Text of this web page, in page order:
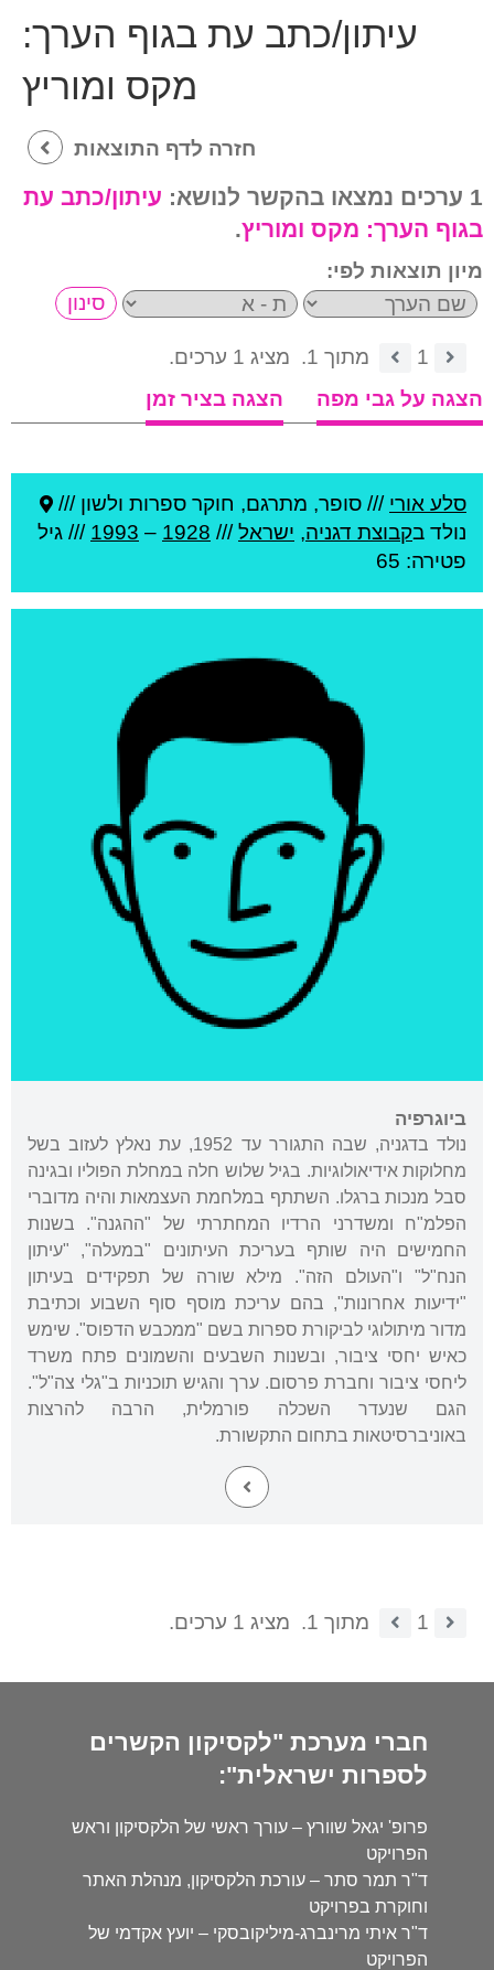
עיתון/כתב עת בגוף הערך:
מקס ומוריץ
חזרה לדף התוצאות
1 ערכים נמצאו בהקשר לנושא:
עיתון/כתב עת
בגוף הערך: מקס ומוריץ.
מיון תוצאות לפי:
1 מתוך 1.
מציג 1 ערכים.
הצגה על גבי מפה
הצגה בציר זמן
סלע אורי /// סופר, מתרגם, חוקר ספרות ולשון ///
נולד בקבוצת דגניה, ישראל///
1928
–
1993 /// גיל
פטירה: 65
ביוגרפיה
נולד בדגניה, שבה התגורר עד 1952, עת נאלץ לעזוב בשל
מחלוקות אידיאולוגיות. בגיל שלוש חלה במחלת הפוליו ובגינה
סבל מנכות ברגלו. השתתף במלחמת העצמאות והיה מדוברי
הפלמ"ח ומשדרני הרדיו המחתרתי של "ההגנה". בשנות
החמישים היה שותף בעריכת העיתונים "במעלה", "עיתון
הנח"ל" ו"העולם הזה". מילא שורה של תפקידים בעיתון
"ידיעות אחרונות", בהם עריכת מוסף סוף השבוע וכתיבת
מדור מיתולוגי לביקורת ספרות בשם "ממכבש הדפוס". שימש
כאיש יחסי ציבור, ובשנות השבעים והשמונים פתח משרד
ליחסי ציבור וחברת פרסום. ערך והגיש תוכניות ב"גלי צה"ל".
הגם שנעדר השכלה פורמלית, הרבה להרצות
באוניברסיטאות בתחום התקשורת.
1 מתוך 1. מציג 1 ערכים.
חברי מערכת "לקסיקון הקשרים
לספרות ישראלית":
פרופ' יגאל שוורץ – עורך ראשי של הלקסיקון וראש
הפרויקט
ד"ר תמר סתר – עורכת הלקסיקון, מנהלת האתר
וחוקרת בפרויקט
ד"ר איתי מרינברג-מיליקובסקי – יועץ אקדמי של
הפרויקט